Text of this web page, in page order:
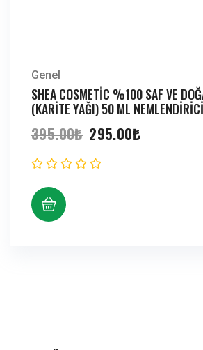
Genel
SHEA COSMETIC %100 SAF VE
(KARITE YAĞI) 50 ML NEMLENDIRICI
395.00₺ Orijinal
fiyat:
395.00₺.
295.00₺